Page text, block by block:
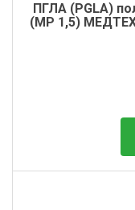
ПГЛА (PGLA)
(MР 1,5)